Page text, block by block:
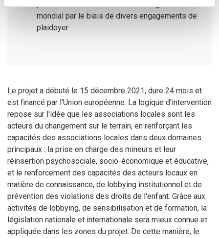
précieuse contribution au niveau régional et
mondial par le biais de divers engagements de
plaidoyer.
Le projet a débuté le 15 décembre 2021, dure 24 mois et
est financé par l'Union européenne. La logique d'intervention
repose sur l'idée que les associations locales sont les
acteurs du changement sur le terrain, en renforçant les
capacités des associations locales dans deux domaines
principaux : la prise en charge des mineurs et leur
réinsertion psychosociale, socio-économique et éducative,
et le renforcement des capacités des acteurs locaux en
matière de connaissance, de lobbying institutionnel et de
prévention des violations des droits de l'enfant. Grâce aux
activités de lobbying, de sensibilisation et de formation, la
législation nationale et internationale sera mieux connue et
appliquée dans les zones du projet. De cette manière, le